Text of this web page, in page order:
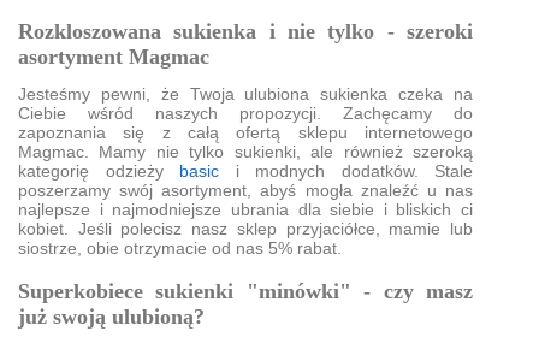
Rozkloszowana sukienka i nie tylko - szeroki
asortyment Magmac
Jesteśmy pewni, że Twoja ulubiona sukienka czeka na
Ciebie wśród naszych propozycji. Zachęcamy do
zapoznania się z całą ofertą sklepu internetowego
Magmac. Mamy nie tylko sukienki, ale również szeroką
kategorię odzieży basic i modnych dodatków. Stale
poszerzamy swój asortyment, abyś mogła znaleźć u nas
najlepsze i najmodniejsze ubrania dla siebie i bliskich ci
kobiet. Jeśli polecisz nasz sklep przyjaciółce, mamie lub
siostrze, obie otrzymacie od nas 5% rabat.
Superkobiece sukienki "minówki" - czy masz
już swoją ulubioną?